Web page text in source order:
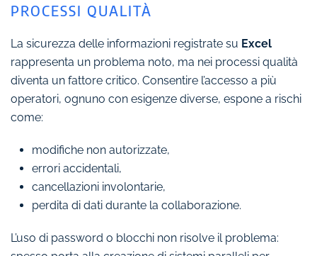
PROCESSI QUALITÀ
La sicurezza delle informazioni registrate su Excel
rappresenta un problema noto, ma nei processi qualità
diventa un fattore critico. Consentire l’accesso a più
operatori, ognuno con esigenze diverse, espone a rischi
come:
modifiche non autorizzate,
errori accidentali,
cancellazioni involontarie,
perdita di dati durante la collaborazione.
L’uso di password o blocchi non risolve il problema: